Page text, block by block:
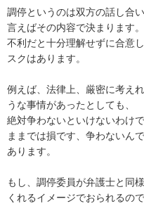
調停というのは双方の話し合
言えばその内容で決まります。
不利だと十分理解せずに合意
スクはあります。
例えば、法律上、厳密に考え
うな事情があったとしても、
絶対争わないといけないわけ
ままでは損です、争わないん
あります。
もし、調停委員が弁護士と同
くれるイメージでおられるの